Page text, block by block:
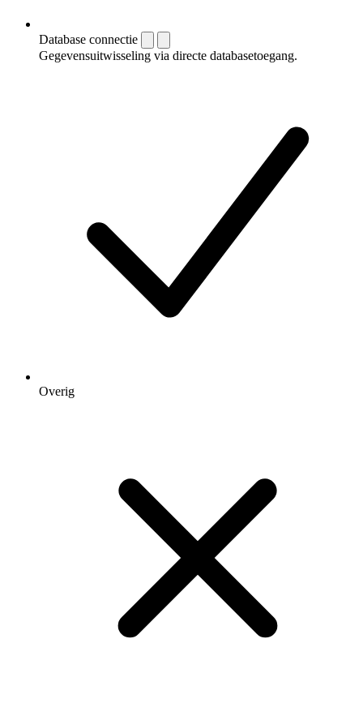
Database connectie
Gegevensuitwisseling via directe databasetoegang.
Overig